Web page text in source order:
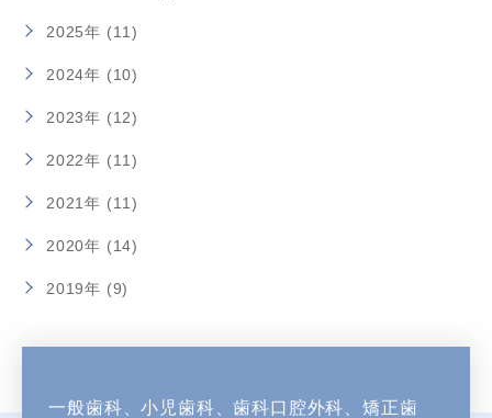
2025年 (11)
2024年 (10)
2023年 (12)
2022年 (11)
2021年 (11)
2020年 (14)
2019年 (9)
一般歯科、小児歯科、歯科口腔外科、矯正歯